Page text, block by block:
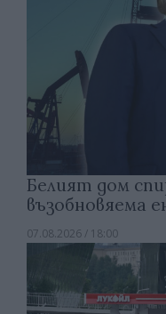
Белият дом
възобновяема
07.08.2026 / 18:00